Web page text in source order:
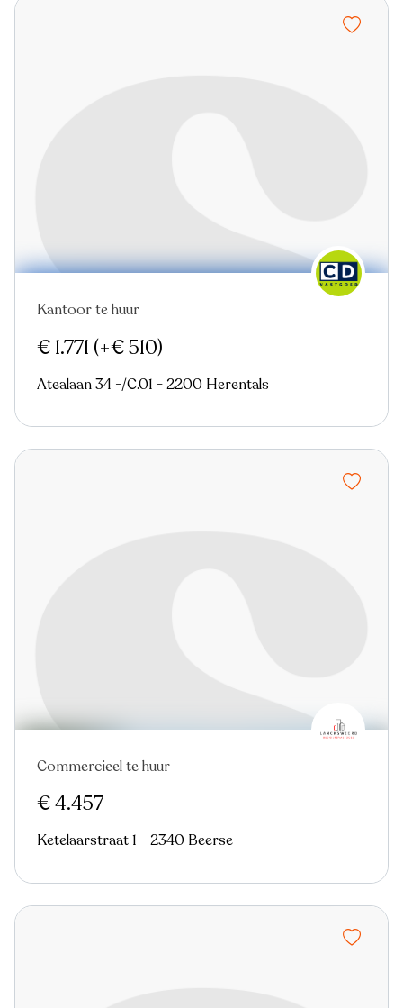
Nieuw
Kantoor te huur
€ 1.771 (+€ 510)
Atealaan 34 -/C.01 - 2200 Herentals
Nieuw
Commercieel te huur
€ 4.457
Ketelaarstraat 1 - 2340 Beerse